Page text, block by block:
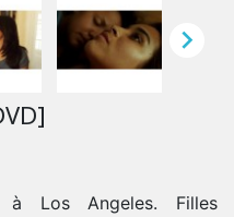

Los Angeles. Filles